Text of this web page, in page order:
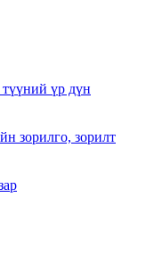
үр дүн
зорилго, зорилт